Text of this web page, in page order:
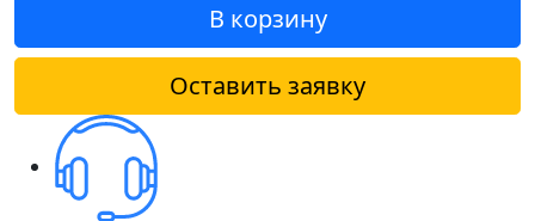
В корзину
Оставить заявку